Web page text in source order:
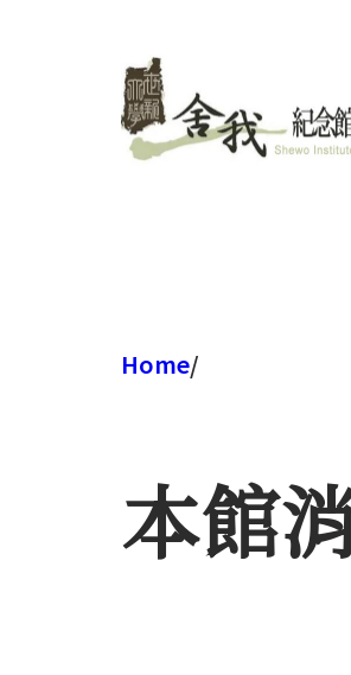
Home/
本館